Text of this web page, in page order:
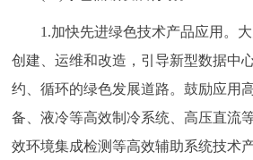
1.加快先进绿色技术产品应用。大
创建、运维和改造，引导新型数据中
约、循环的绿色发展道路。鼓励应用
备、液冷等高效制冷系统、高压直流
效环境集成检测等高效辅助系统技术